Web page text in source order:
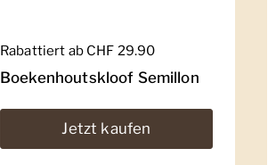
Regulärer Preis
Rabattiert ab CHF 29.90
Boekenhoutskloof Semillon
Jetzt kaufen